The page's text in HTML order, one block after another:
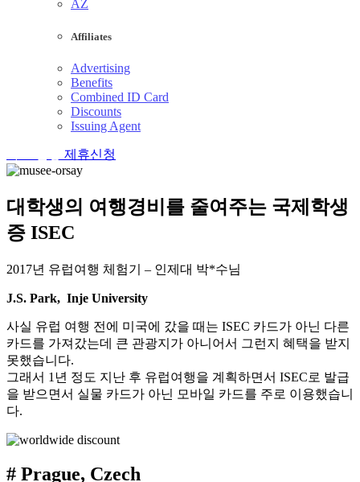
AZ
Affiliates
Advertising
Benefits
Combined ID Card
Discounts
Issuing Agent
제휴신청
대학생의 여행경비를 줄여주는 국제학생
증 ISEC
2017년 유럽여행 체험기 – 인제대 박*수님
J.S. Park, Inje University
사실 유럽 여행 전에 미국에 갔을 때는 ISEC 카드가 아닌 다른
카드를 가져갔는데 큰 관광지가 아니어서 그런지 혜택을 받지
못했습니다.
그래서 1년 정도 지난 후 유럽여행을 계획하면서 ISEC로 발급
을 받으면서 실물 카드가 아닌 모바일 카드를 주로 이용했습니
다.
# Prague, Czech